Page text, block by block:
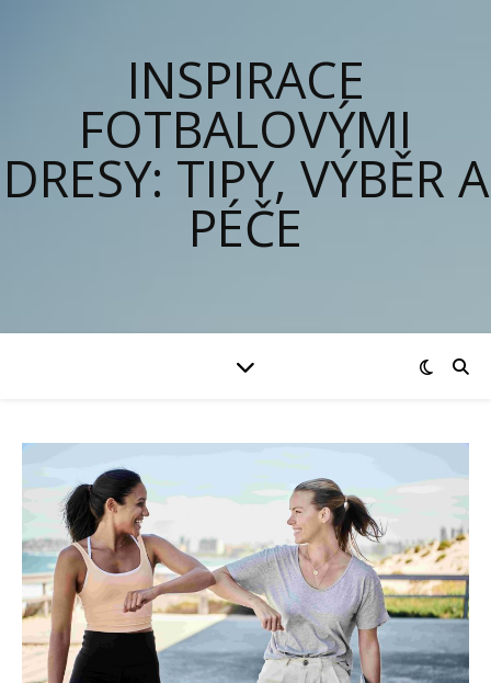
INSPIRACE
FOTBALOVÝMI
DRESY: TIPY, VÝBĚR A
PÉČE